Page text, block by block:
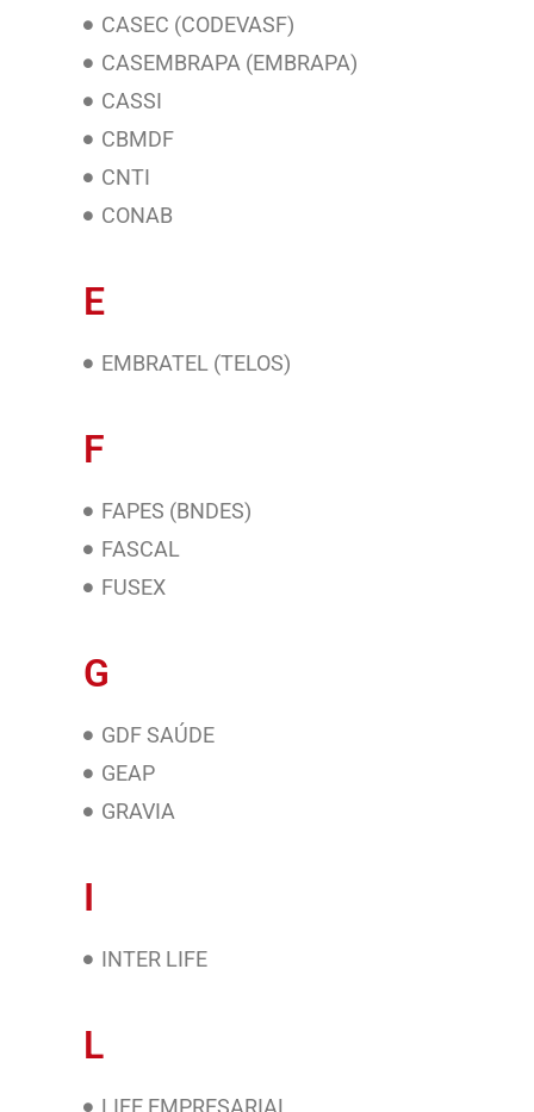
CASEC (CODEVASF)
CASEMBRAPA (EMBRAPA)
CASSI
CBMDF
CNTI
CONAB
E
EMBRATEL (TELOS)
F
FAPES (BNDES)
FASCAL
FUSEX
G
GDF SAÚDE
GEAP
GRAVIA
I
INTER LIFE
L
LIFE EMPRESARIAL